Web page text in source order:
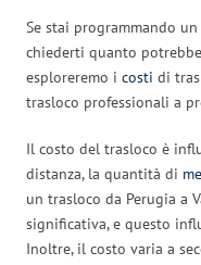
Se stai programmando un
chiederti quanto
esploreremo i costi di
trasloco professionali a
Il costo del trasloco è
distanza, la quantità di
un trasloco da Perugia a
significativa, e questo
Inoltre, il costo varia a